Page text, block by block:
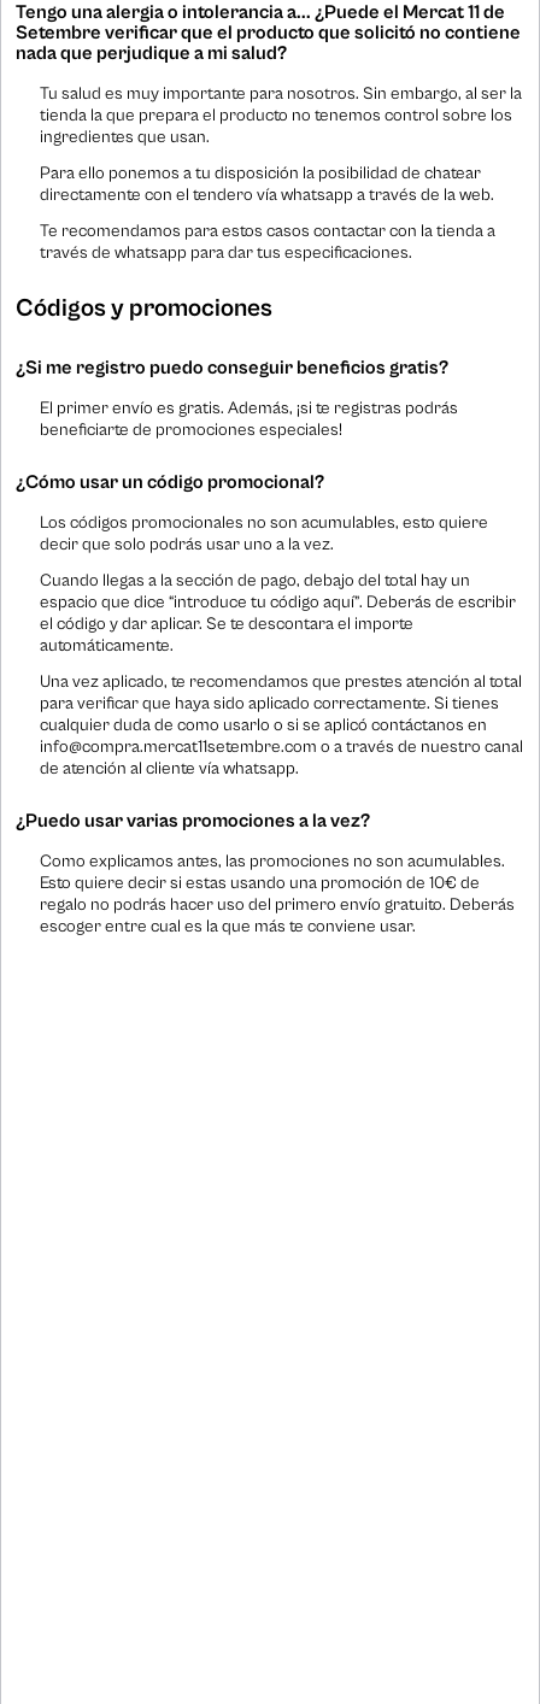
Tengo una alergia o intolerancia a... ¿Puede el Mercat 11 de
Setembre verificar que el producto que solicitó no contiene
nada que perjudique a mi salud?
Tu salud es muy importante para nosotros. Sin embargo, al ser la
tienda la que prepara el producto no tenemos control sobre los
ingredientes que usan.
Para ello ponemos a tu disposición la posibilidad de chatear
directamente con el tendero vía whatsapp a través de la web.
Te recomendamos para estos casos contactar con la tienda a
través de whatsapp para dar tus especificaciones.
Códigos y promociones
¿Si me registro puedo conseguir beneficios gratis?
El primer envío es gratis. Además, ¡si te registras podrás
beneficiarte de promociones especiales!
¿Cómo usar un código promocional?
Los códigos promocionales no son acumulables, esto quiere
decir que solo podrás usar uno a la vez.
Cuando llegas a la sección de pago, debajo del total hay un
espacio que dice “introduce tu código aquí”. Deberás de escribir
el código y dar aplicar. Se te descontara el importe
automáticamente.
Una vez aplicado, te recomendamos que prestes atención al total
para verificar que haya sido aplicado correctamente. Si tienes
cualquier duda de como usarlo o si se aplicó contáctanos en
info@compra.mercat11setembre.com o a través de nuestro canal
de atención al cliente vía whatsapp.
¿Puedo usar varias promociones a la vez?
Como explicamos antes, las promociones no son acumulables.
Esto quiere decir si estas usando una promoción de 10€ de
regalo no podrás hacer uso del primero envío gratuito. Deberás
escoger entre cual es la que más te conviene usar.